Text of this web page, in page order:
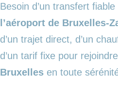
Besoin d’un transfert
l’aéroport de Bruxelles-
d’un trajet direct, d’un
d’un tarif fixe pour rejoindre
Bruxelles en toute